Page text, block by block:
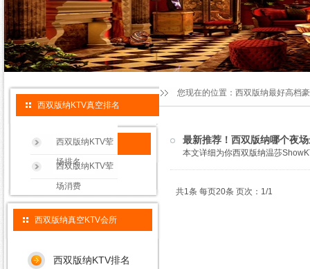
最新推荐！西双版纳哪个夜
本文详细为你西双版纳温莎
共1条 每页20条 页次：1/1
您现在的位置： 西双版纳最好高档
西双版纳KTV真空排名
西双版纳KTV荤
场排名
西双版纳KTV荤
场消费
西双版纳真空KTV会所
西双版纳KTV排名